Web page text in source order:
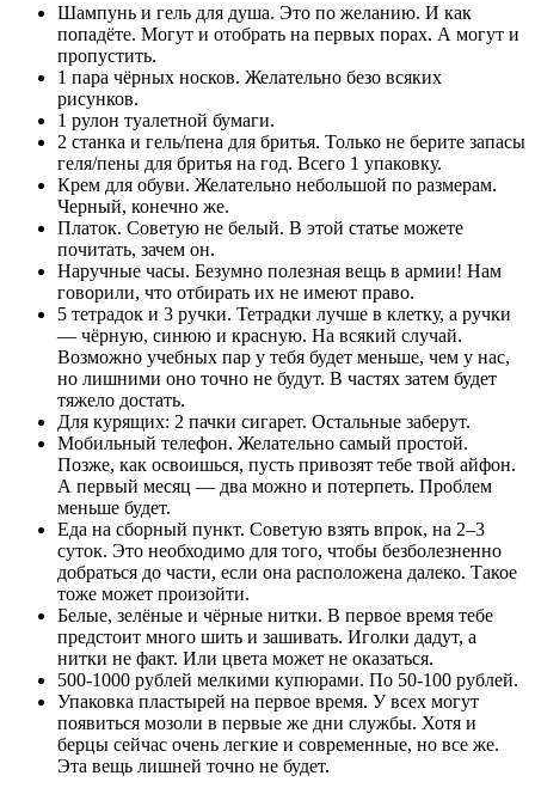
Шампунь и гель для душа. Это по желанию. И как
попадёте. Могут и отобрать на первых порах. А могут и
пропустить.
1 пара чёрных носков. Желательно безо всяких
рисунков.
1 рулон туалетной бумаги.
2 станка и гель/пена для бритья. Только не берите запасы
геля/пены для бритья на год. Всего 1 упаковку.
Крем для обуви. Желательно небольшой по размерам.
Черный, конечно же.
Платок. Советую не белый. В этой статье можете
почитать, зачем он.
Наручные часы. Безумно полезная вещь в армии! Нам
говорили, что отбирать их не имеют право.
5 тетрадок и 3 ручки. Тетрадки лучше в клетку, а ручки
— чёрную, синюю и красную. На всякий случай.
Возможно учебных пар у тебя будет меньше, чем у нас,
но лишними оно точно не будут. В частях затем будет
тяжело достать.
Для курящих: 2 пачки сигарет. Остальные заберут.
Мобильный телефон. Желательно самый простой.
Позже, как освоишься, пусть привозят тебе твой айфон.
А первый месяц — два можно и потерпеть. Проблем
меньше будет.
Еда на сборный пункт. Советую взять впрок, на 2–3
суток. Это необходимо для того, чтобы безболезненно
добраться до части, если она расположена далеко. Такое
тоже может произойти.
Белые, зелёные и чёрные нитки. В первое время тебе
предстоит много шить и зашивать. Иголки дадут, а
нитки не факт. Или цвета может не оказаться.
500-1000 рублей мелкими купюрами. По 50-100 рублей.
Упаковка пластырей на первое время. У всех могут
появиться мозоли в первые же дни службы. Хотя и
берцы сейчас очень легкие и современные, но все же.
Эта вещь лишней точно не будет.